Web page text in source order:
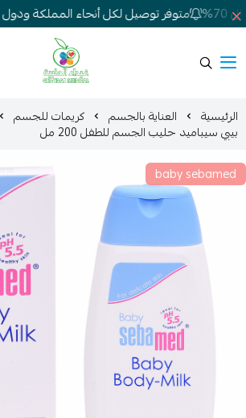
متوفر توصيل لكل أنحاء المملكة ودول
شركة غيداء
الرئيسية العناية بالجسم كريمات للجسم
بيبي سيباميد حليب الجسم للطفل 200 مل
baby sebamed